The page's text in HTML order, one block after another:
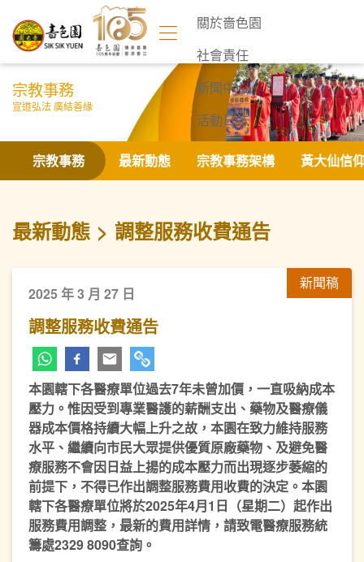
關於嗇色園
社會責任
新聞中心
活動日誌
聯絡我們
宗教事務
宣道弘法 廣結善緣
宗教事務 最新動態 宗教事務架構 黃大仙信
最新動態 調整服務收費通告
新聞稿
2025 年 3 月 27 日
調整服務收費通告
本園轄下各醫療單位過去7年未曾加價，一直吸納成本
壓力。惟因受到專業醫護的薪酬支出、藥物及醫療儀
器成本價格持續大幅上升之故，本園在致力維持服務
水平、繼續向市民大眾提供優質原廠藥物、及避免醫
療服務不會因日益上揚的成本壓力而出現逐步萎縮的
前提下，不得已作出調整服務費用收費的決定。本園
轄下各醫療單位將於2025年4月1日（星期二）起作出
服務費用調整，最新的費用詳情，請致電醫療服務統
籌處2329 8090查詢。